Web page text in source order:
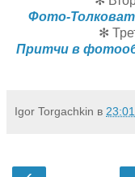
Фото-
✻
Притчи в
Igor Torgachkin в 23:01